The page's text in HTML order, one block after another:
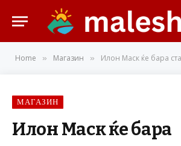
Home » Магазин » Илон Маск ќе бара старателство над своето 13-то дете:
МАГАЗИН
Илон Маск ќе бара